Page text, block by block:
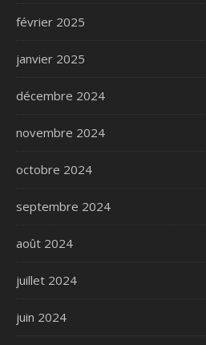
février 2025
janvier 2025
décembre 2024
novembre 2024
octobre 2024
septembre 2024
août 2024
juillet 2024
juin 2024